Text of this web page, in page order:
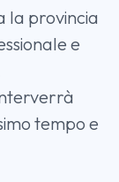
la provincia
e
tempo e